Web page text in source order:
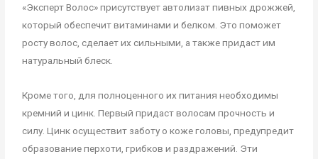
«Эксперт Волос» присутствует автолизат пивных дрожжей,
который обеспечит витаминами и белком. Это поможет
росту волос, сделает их сильными, а также придаст им
натуральный блеск.
Кроме того, для полноценного их питания необходимы
кремний и цинк. Первый придаст волосам прочность и
силу. Цинк осуществит заботу о коже головы, предупредит
образование перхоти, грибков и раздражений. Эти